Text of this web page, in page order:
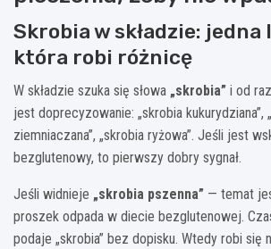
Skrobia w składzie:
która robi różnicę
W składzie szuka się słowa „skrobia” i od
jest doprecyzowanie: „skrobia kukurydziana”,
ziemniaczana”, „skrobia ryżowa”. Jeśli jest
bezglutenowy, to pierwszy dobry sygnał.
Jeśli widnieje „skrobia pszenna” — temat
proszek odpada w diecie bezglutenowej.
podaje „skrobia” bez dopisku. Wtedy robi się